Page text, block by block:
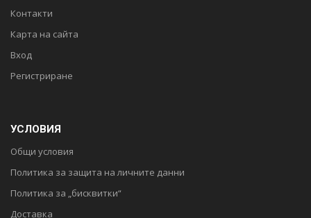
Контакти
Карта на сайта
Вход
Регистриране
УСЛОВИЯ
Общи условия
Политика за защита на личните данни
Политика за „бисквитки“
Доставка